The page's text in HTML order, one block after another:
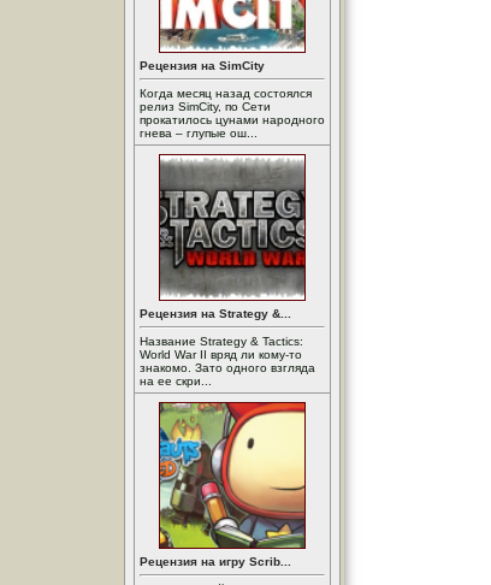
Рецензия на SimCity
Когда месяц назад состоялся
релиз SimCity, по Сети
прокатилось цунами народного
гнева – глупые ош...
Рецензия на Strategy &...
Название Strategy & Tactics:
World War II вряд ли кому-то
знакомо. Зато одного взгляда
на ее скри...
Рецензия на игру Scrib...